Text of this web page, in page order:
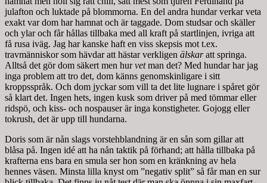
julafton och luktade på blommorna. En del andra hundar verkar veta
exakt var dom har hamnat och är taggade. Dom studsar och skäller
och ylar och får hållas tillbaka med all kraft på startlinjen, ivriga att
få rusa iväg. Jag har kanske haft en viss skepsis mot t.ex.
travmänniskor som hävdar att hästar verkligen älskaratt springa.
Alltså det gör dom säkert men hurvetman det? Med hundar har jag
inga problem att tro det, dom känns genomskinligare i sitt
kroppsspråk. Och dom jyckar som vill ta det lite lugnare i spåret gör
så klart det. Ingen hets, ingen kusk som driver på med tömmar eller
ridspö, och kiss- och nospauser är inga konstigheter. Gojogg eller
tokrush, det är upp till hundarna.
Doris som är nån slags vorstehblandning är en sån som gillar att
blåsa på. Ingen idé att ha nån taktik på förhand; att hålla tillbaka på
krafterna ens bara en smula ser hon som en kränkning av hela
hennes väsen. Minsta lilla knyst om ”negativ split” så får man en sur